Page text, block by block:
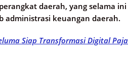
daerah, yang selama
administrasi keuangan daerah.
Siap Transformasi Digital